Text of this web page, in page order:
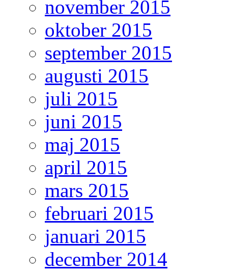
november 2015
oktober 2015
september 2015
augusti 2015
juli 2015
juni 2015
maj 2015
april 2015
mars 2015
februari 2015
januari 2015
december 2014